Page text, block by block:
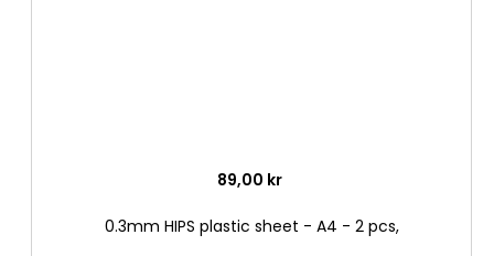
89,00 kr
0.3mm HIPS plastic sheet - A4 - 2 pcs,